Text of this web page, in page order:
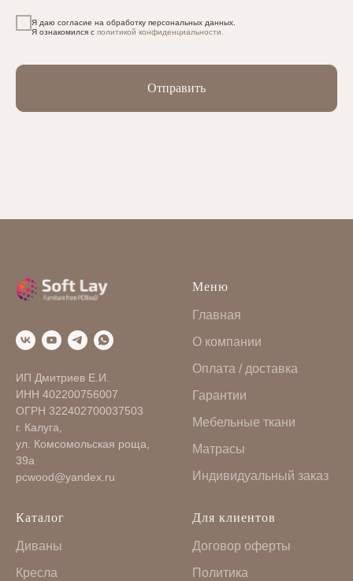
Я даю согласие на обработку персональных данных.
Я ознакомился с политикой конфиденциальности.
Отправить
ИП Дмитриев Е.И.
ИНН 402200756007
ОГРН 322402700037503
г. Калуга,
ул. Комсомольская роща,
39а
pcwood@yandex.ru
Меню
Главная
О компании
Оплата / доставка
Гарантии
Мебельные ткани
Матрасы
Индивидуальный заказ
Каталог
Диваны
Кресла
Для клиентов
Договор оферты
Политика